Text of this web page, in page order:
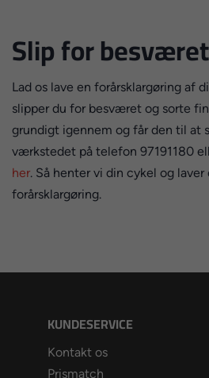
Slip for besværet
Lad os lave en forårsklargøring af
slipper du for besværet og sorte
grundigt igennem og får den til at
værkstedet på telefon 97191180
her. Så henter vi din cykel og laver
forårsklargøring.
KUNDESERVICE
Kontakt os
Prismatch